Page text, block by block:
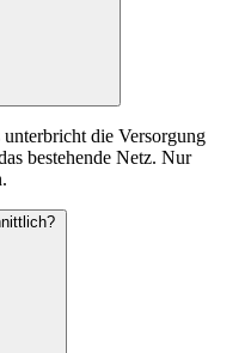
die Versorgung
bestehende Netz. Nur